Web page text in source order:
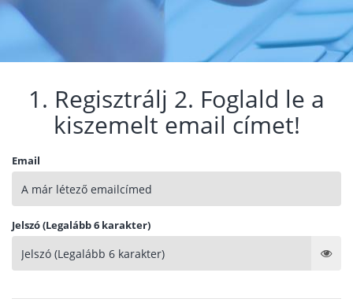
1. Regisztrálj 2. Foglald le a
kiszemelt email címet!
Email
Jelszó (Legalább 6 karakter)